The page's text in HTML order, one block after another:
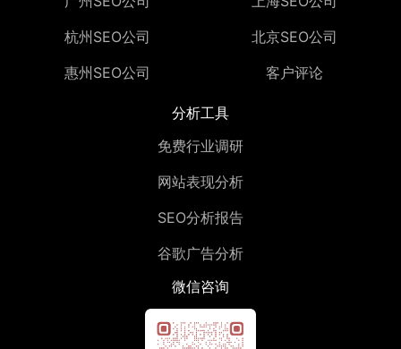
杭州SEO公司
惠州SEO公司
北京SEO公司
客户评论
分析工具
免费行业调研
网站表现分析
SEO分析报告
谷歌广告分析
微信咨询